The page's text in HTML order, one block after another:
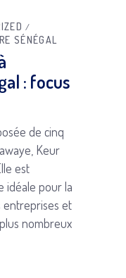
SÉNÉGAL
: focus
de cinq
Keur
est
idéale pour la
entreprises et
nombreux